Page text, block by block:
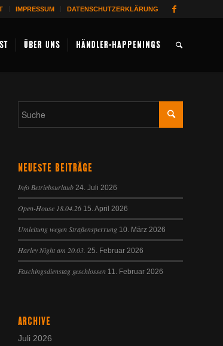
IMPRESSUM DATENSCHUTZERKLÄRUNG
ÜBER UNS HÄNDLER-HAPPENINGS
NEUESTE BEITRÄGE
Info Betriebsurlaub 24. Juli 2026
Open-House 18.04.26 15. April 2026
Umleitung wegen Straßensperrung 10. März 2026
Harley Night am 20.03. 25. Februar 2026
Faschingsdienstag geschlossen 11. Februar 2026
ARCHIVE
Juli 2026